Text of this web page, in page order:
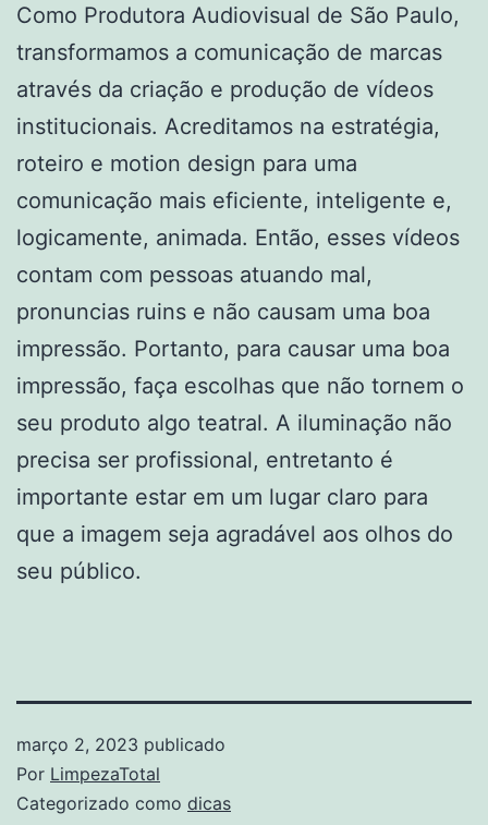
Como Produtora Audiovisual de São Paulo,
transformamos a comunicação de marcas
através da criação e produção de vídeos
institucionais. Acreditamos na estratégia,
roteiro e motion design para uma
comunicação mais eficiente, inteligente e,
logicamente, animada. Então, esses vídeos
contam com pessoas atuando mal,
pronuncias ruins e não causam uma boa
impressão. Portanto, para causar uma boa
impressão, faça escolhas que não tornem o
seu produto algo teatral. A iluminação não
precisa ser profissional, entretanto é
importante estar em um lugar claro para
que a imagem seja agradável aos olhos do
seu público.
março 2, 2023 publicado
Por LimpezaTotal
Categorizado como dicas